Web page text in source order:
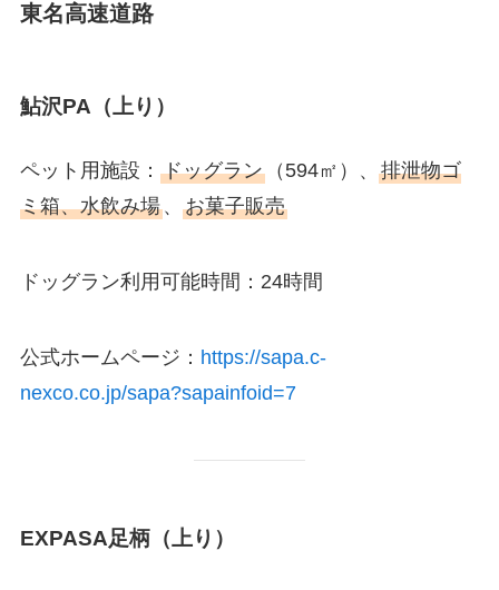
東名高速道路
鮎沢PA（上り）
ペット用施設： ドッグラン（594㎡）、 排泄物ゴ
ミ箱、水飲み場、 お菓子販売
ドッグラン利用可能時間：24時間
公式ホームページ： https://sapa.c-
nexco.co.jp/sapa?sapainfoid=7
EXPASA足柄（上り）